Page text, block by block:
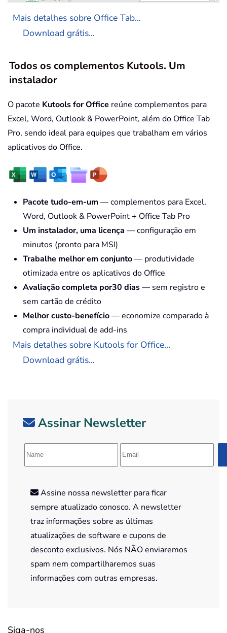
Mais detalhes sobre Office Tab...
Download grátis...
Todos os complementos Kutools. Um
instalador
O pacote Kutools for Office reúne complementos para
Excel, Word, Outlook & PowerPoint, além do Office Tab
Pro, sendo ideal para equipes que trabalham em vários
aplicativos do Office.
Pacote tudo-em-um — complementos para Excel,
Word, Outlook & PowerPoint + Office Tab Pro
Um instalador, uma licença — configuração em
minutos (pronto para MSI)
Trabalhe melhor em conjunto— produtividade
otimizada entre os aplicativos do Office
Avaliação completa por30 dias— sem registro e
sem cartão de crédito
Melhor custo-benefício— economize comparado à
compra individual de add-ins
Mais detalhes sobre Kutools for Office...
Download grátis...
Assinar Newsletter
Assine nossa newsletter para ficar
sempre atualizado conosco. A newsletter
traz informações sobre as últimas
atualizações de software e cupons de
desconto exclusivos. Nós NÃO enviaremos
spam nem compartilharemos suas
informações com outras empresas.
Siga-nos